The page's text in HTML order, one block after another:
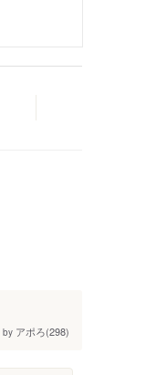
by アポろ(298)